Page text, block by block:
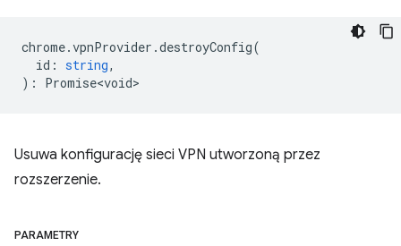
chrome.vpnProvider .destroyConfig(
id : string,
) : Promise<void>
Usuwa konfigurację sieci VPN utworzoną przez
rozszerzenie.
PARAMETRY